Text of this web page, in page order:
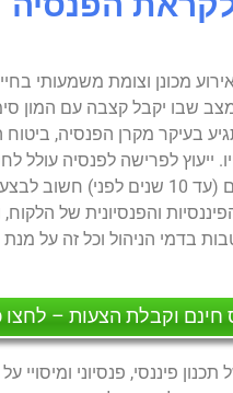
מכונן וצומת משמעותי
שבו יקבל קצבה עם המון
בעיקר מקרן הפנסיה, ביטוח
ייעוץ לפרישה לפנסיה עולל
לקראת הפרישה, ועדיף כמה שיותר מוקדם
והפנסיונית של הלקוח,
בדמי הניהול וכל זה על
חינם וקבלת הצעות – לחצו
פיננסי, פנסיוני ומיסויי